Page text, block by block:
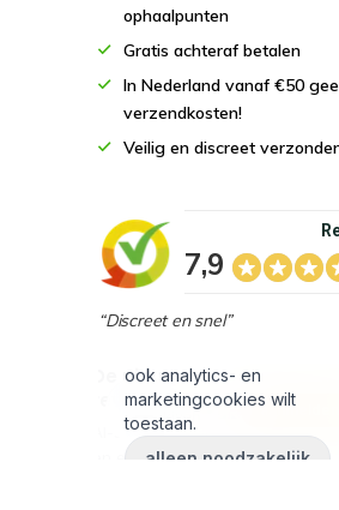
ophaalpunten
Gratis achteraf betalen
In Nederland vanaf €50
verzendkosten!
Veilig en discreet
7,9
“Discreet en snel”